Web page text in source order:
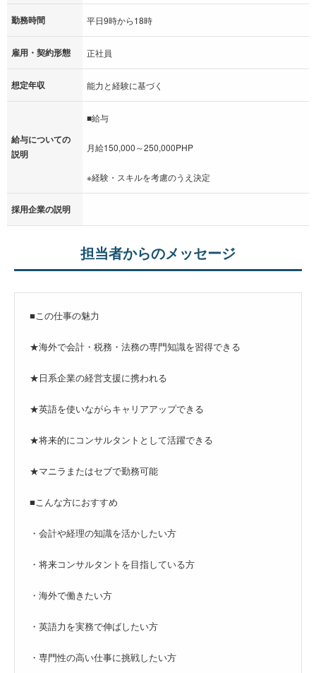
勤務時間 平日9時から18時
雇用・契約形態 正社員
想定年収 能力と経験に基づく
給与についての
説明
■給与
月給150,000～250,000PHP
※経験・スキルを考慮のうえ決定
採用企業の説明
担当者からのメッセージ
■この仕事の魅力
★海外で会計・税務・法務の専門知識を習得できる
★日系企業の経営支援に携われる
★英語を使いながらキャリアアップできる
★将来的にコンサルタントとして活躍できる
★マニラまたはセブで勤務可能
■こんな方におすすめ
・会計や経理の知識を活かしたい方
・将来コンサルタントを目指している方
・海外で働きたい方
・英語力を実務で伸ばしたい方
・専門性の高い仕事に挑戦したい方